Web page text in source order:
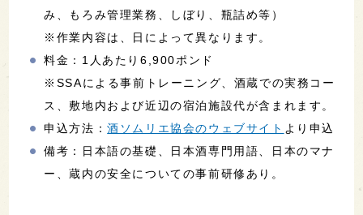
み、もろみ管理業務、しぼり、瓶詰め等）
※作業内容は、日によって異なります。
料金：1人あたり6,900ポンド
※SSAによる事前トレーニング、酒蔵での実務コー
ス、敷地内および近辺の宿泊施設代が含まれます。
申込方法：酒ソムリエ協会のウェブサイト より申込
備考：日本語の基礎、日本酒専門用語、日本のマナ
ー、蔵内の安全についての事前研修あり。